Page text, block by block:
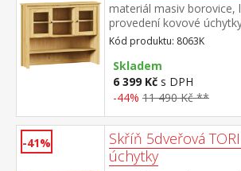
materiál masiv borovice,
provedení kovové
provedení černěná
dvířka doplněk příborníku
Kód produktu: 8063K
Skladem
6 399 Kč s DPH
-44% 11 490 Kč **
-41%
Skříň 5dveřová
úchytky